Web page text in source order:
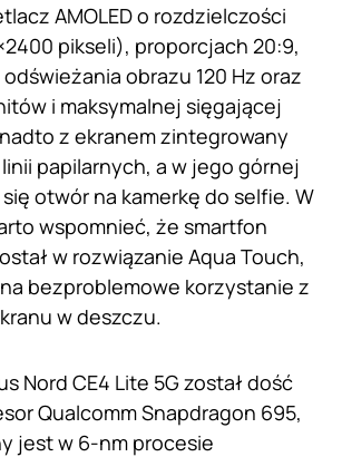
AMOLED o rozdzielczości
pikseli), proporcjach 20:9,
obrazu 120 Hz oraz
i maksymalnej sięgającej
z ekranem zintegrowany
papilarnych, a w jego górnej
otwór na kamerkę do selfie. W
wspomnieć, że smartfon
w rozwiązanie Aqua Touch,
bezproblemowe korzystanie z
w deszczu.
Nord CE4 Lite 5G został dość
Qualcomm Snapdragon 695,
jest w 6-nm procesie